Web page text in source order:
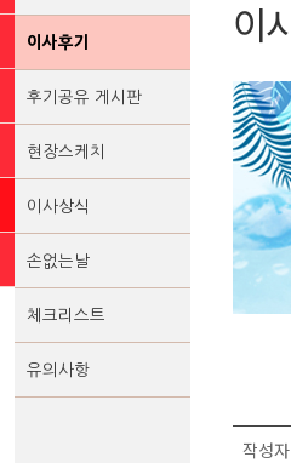
이사후기
후기공유 게시판
현장스케치
이사상식
손없는날
체크리스트
유의사항
이
작성